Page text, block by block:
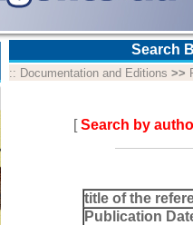
Search
:: Documentation and Editions >>
[Search by
title of the
Publication